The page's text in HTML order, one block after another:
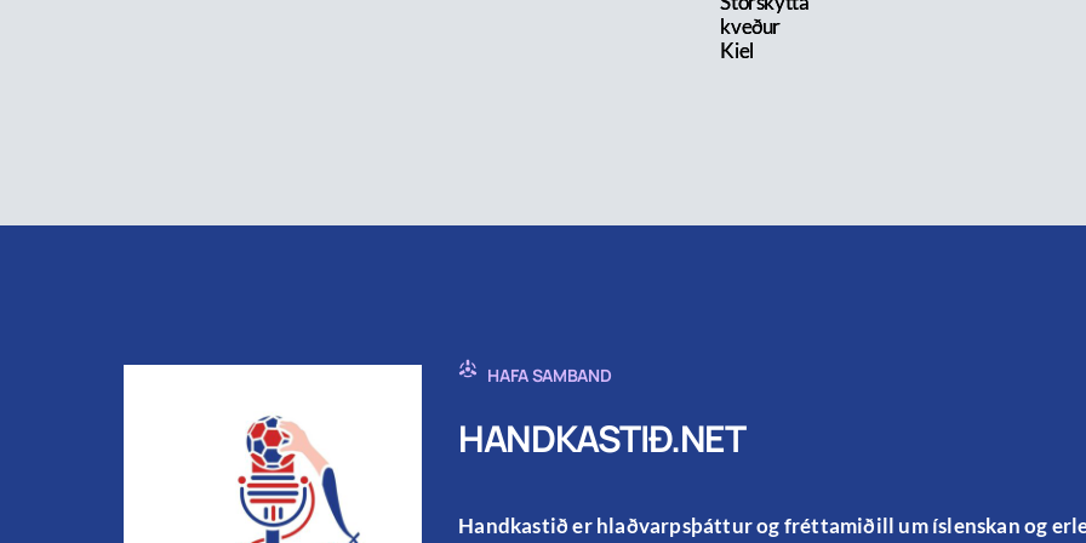
kveður
Kiel
HAFA SAMBAND
HANDKASTIÐ.NET
Handkastið er hlaðvarpsþáttur og fréttamiðill um íslenskan og